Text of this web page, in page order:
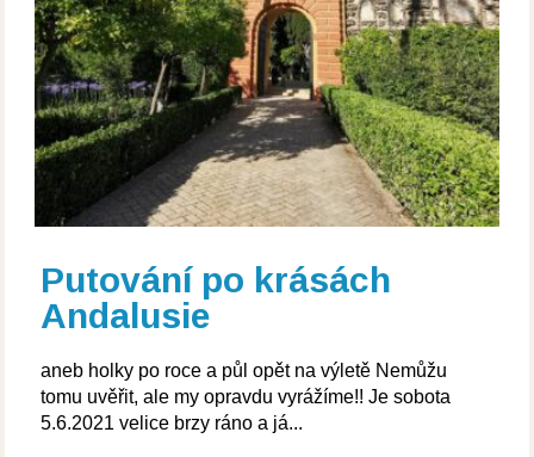
Putování po krásách
Andalusie
aneb holky po roce a půl opět na výletě Nemůžu
tomu uvěřit, ale my opravdu vyrážíme!! Je sobota
5.6.2021 velice brzy ráno a já...